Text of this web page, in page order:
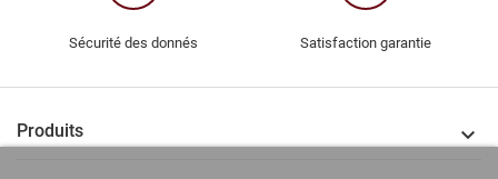
Sécurité des donnés Satisfaction garantie
Produits 